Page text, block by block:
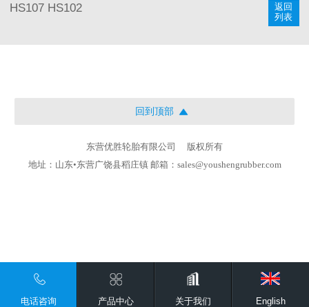
HS107
返回
列表
HS102
回到顶部
东营优胜轮胎有限公司
版权所有
地址：山东•东营广饶县稻庄镇 邮箱：sales@youshengrubber.com
电话咨询 产品中心 关于我们 English